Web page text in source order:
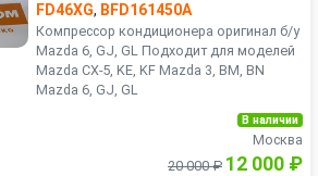
FD46XG, BFD161450A
Компрессор кондиционера оригинал б/у
Mazda 6, GJ, GL Подходит для моделей
Mazda CX-5, KE, KF Mazda 3, BM, BN
Mazda 6, GJ, GL
В наличии
Москва
20 000 ₽ 12 000 ₽